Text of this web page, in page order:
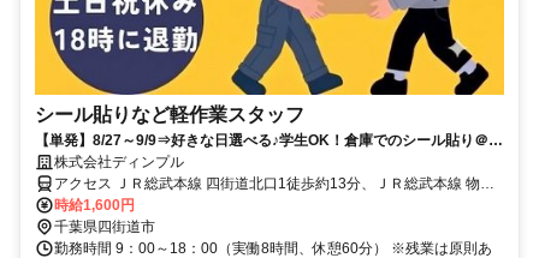
シール貼りなど軽作業スタッフ
【単発】8/27～9/9⇒好きな日選べる♪学生OK！倉庫でのシール貼り＠四
街道株式会社ディンプル
アクセス ＪＲ総武本線 四街道北口1徒歩約13分、ＪＲ総武本線 物井
東口徒歩約50分、ＪＲ総武本線 都賀西口徒歩約55分 JR総武本線・成
田線「四街道駅」よりバスで約11分
時給1,600円
千葉県四街道市
勤務時間 9：00～18：00（実働8時間、休憩60分） ※残業は原則あ